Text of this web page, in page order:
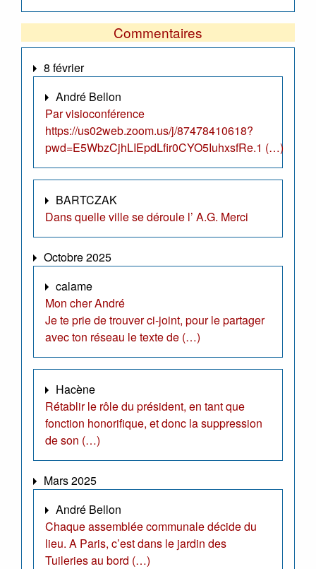
Commentaires
8 février
André Bellon
Par visioconférence
https://us02web.zoom.us/j/87478410618?
pwd=E5WbzCjhLIEpdLfir0CYO5IuhxsfRe.1 (…)
BARTCZAK
Dans quelle ville se déroule l’ A.G. Merci
Octobre 2025
calame
Mon cher André
Je te prie de trouver ci-joint, pour le partager
avec ton réseau le texte de (…)
Hacène
Rétablir le rôle du président, en tant que
fonction honorifique, et donc la suppression
de son (…)
Mars 2025
André Bellon
Chaque assemblée communale décide du
lieu. A Paris, c’est dans le jardin des
Tuileries au bord (…)